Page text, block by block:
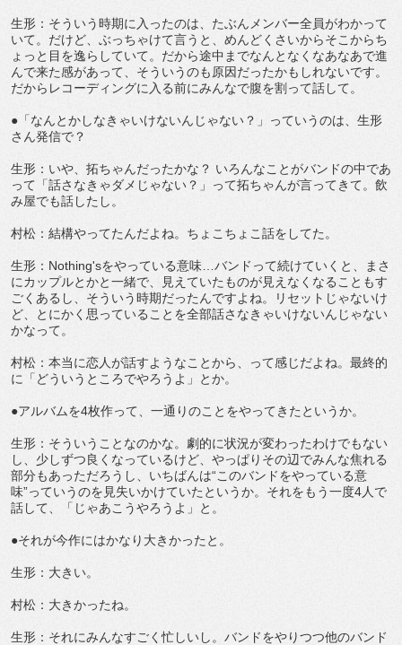
生形：そういう時期に入ったのは、たぶんメンバー全員がわかって
いて。だけど、ぶっちゃけて言うと、めんどくさいからそこからち
ょっと目を逸らしていて。だから途中までなんとなくなあなあで進
んで来た感があって、そういうのも原因だったかもしれないです。
だからレコーディングに入る前にみんなで腹を割って話して。
●「なんとかしなきゃいけないんじゃない？」っていうのは、生形
さん発信で？
生形：いや、拓ちゃんだったかな？ いろんなことがバンドの中であ
って「話さなきゃダメじゃない？」って拓ちゃんが言ってきて。飲
み屋でも話したし。
村松：結構やってたんだよね。ちょこちょこ話をしてた。
生形：Nothing'sをやっている意味…バンドって続けていくと、まさ
にカップルとかと一緒で、見えていたものが見えなくなることもす
ごくあるし、そういう時期だったんですよね。リセットじゃないけ
ど、とにかく思っていることを全部話さなきゃいけないんじゃない
かなって。
村松：本当に恋人が話すようなことから、って感じだよね。最終的
に「どういうところでやろうよ」とか。
●アルバムを4枚作って、一通りのことをやってきたというか。
生形：そういうことなのかな。劇的に状況が変わったわけでもない
し、少しずつ良くなっているけど、やっぱりその辺でみんな焦れる
部分もあっただろうし、いちばんは“このバンドをやっている意
味”っていうのを見失いかけていたというか。それをもう一度4人で
話して、「じゃあこうやろうよ」と。
●それが今作にはかなり大きかったと。
生形：大きい。
村松：大きかったね。
生形：それにみんなすごく忙しいし。バンドをやりつつ他のバンド